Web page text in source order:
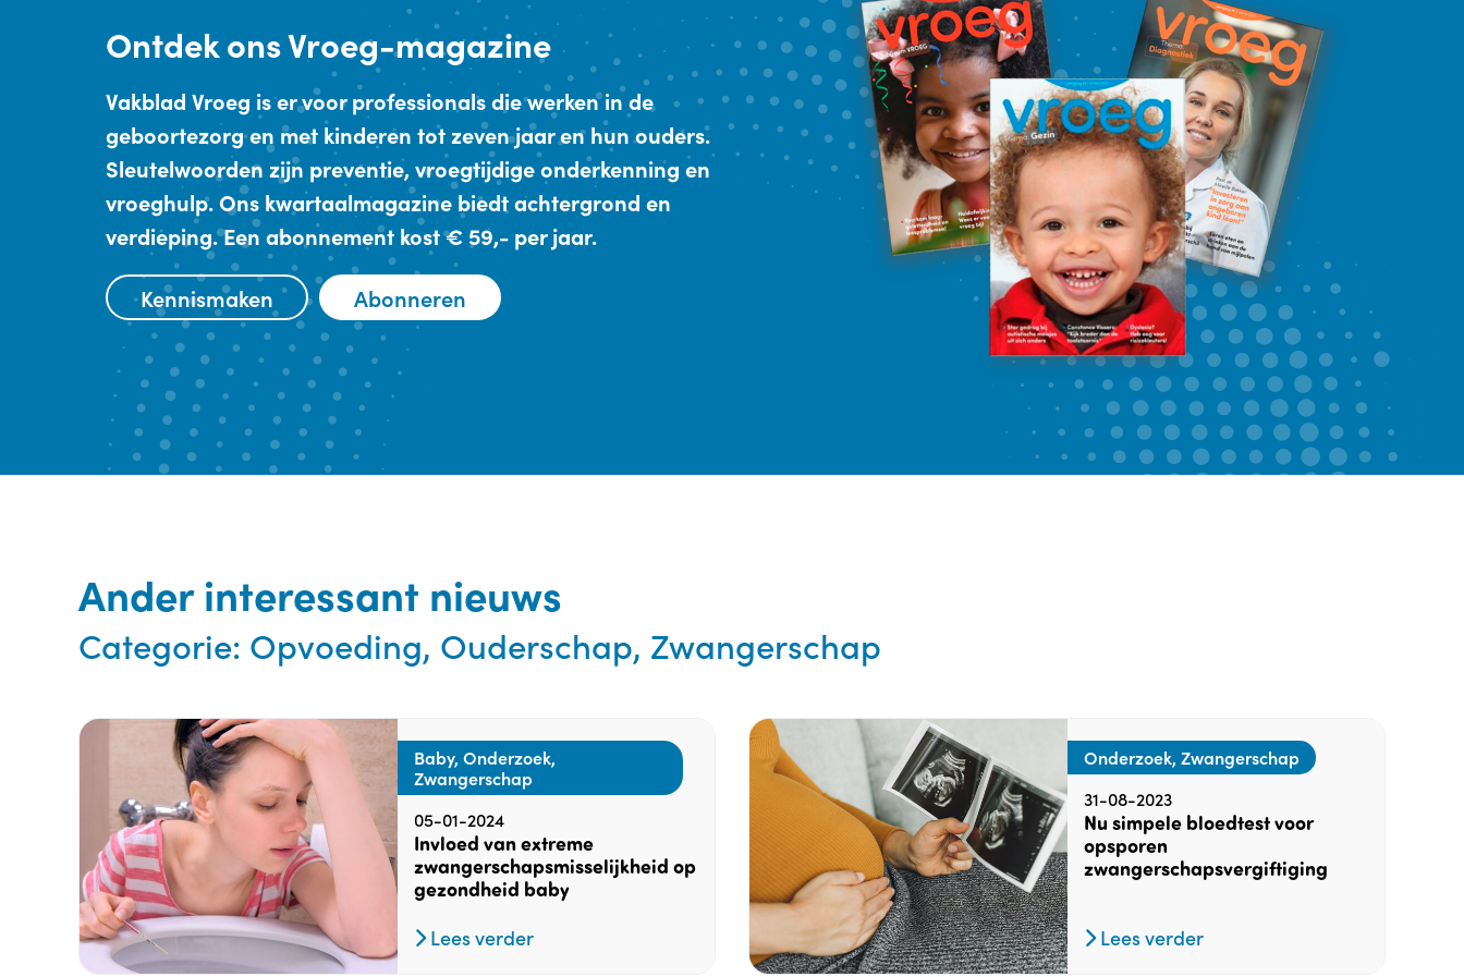
Ontdekons Vroeg-magazine
Vakblad Vroeg is er voor professionals die werken in de
geboortezorg en met kinderen tot zeven jaar en hun ouders.
Sleutelwoorden zijn preventie, vroegtijdige onderkenning en
vroeghulp. Ons kwartaalmagazine biedt achtergrond en
verdieping. Een abonnement kost € 59,- per jaar.
Kennismaken Abonneren
Ander interessant nieuws
Categorie: Opvoeding, Ouderschap, Zwangerschap
Baby, Onderzoek,
Zwangerschap
05-01-2024
Invloed van extreme
zwangerschapsmisselijkheid op
gezondheid baby
Lees verder
Onderzoek, Zwangerschap
31-08-2023
Nu simpele bloedtest voor
opsporen
zwangerschapsvergiftiging
Lees verder